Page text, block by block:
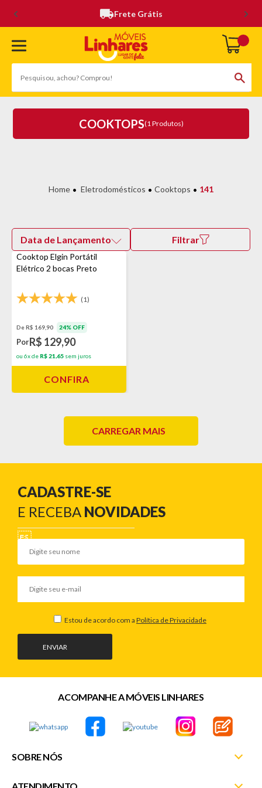
Frete Grátis
COOKTOPS(1 Produtos)
Eletrodomésticos Cooktops 141
Data de Lançamento Filtrar
Cooktop Elgin Portátil
Elétrico 2 bocas Preto
(1)
De R$ 169,90 24% OFF
PorR$ 129,90
ou 6x de R$ 21,65 sem juros
CONFIRA
CARREGAR MAIS
CADASTRE-SE
E RECEBA NOVIDADES
ENVIAR
Estou de acordo com a Política de Privacidade
SOBRE NÓS
ATENDIMENTO
ACOMPANHE A MÓVEIS LINHARES